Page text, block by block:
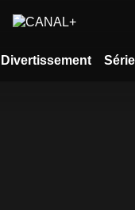
Divertissement